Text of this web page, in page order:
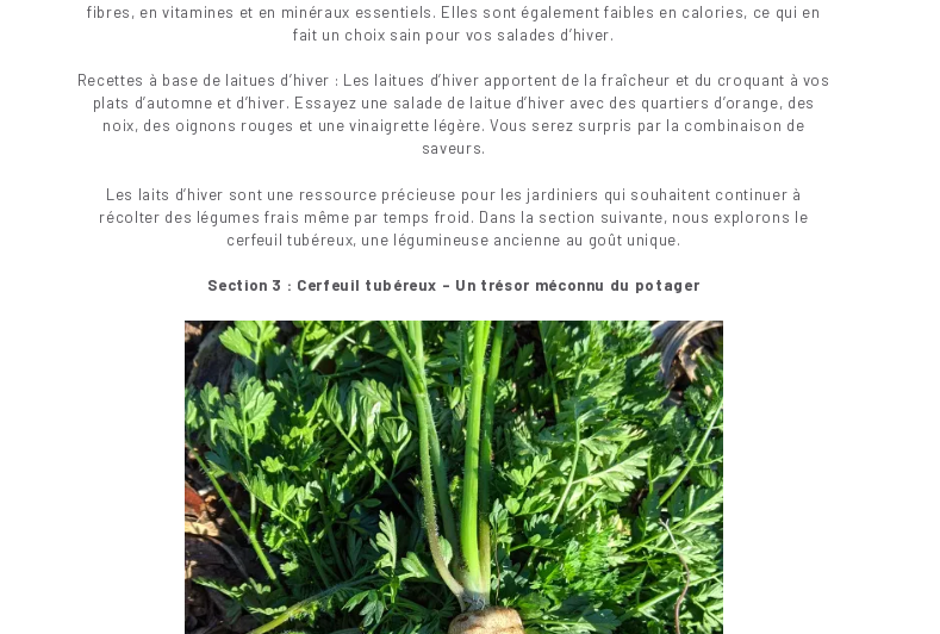
fibres, en vitamines et en minéraux essentiels. Elles sont également faibles en calories, ce qui en
fait un choix sain pour vos salades d’hiver.
Recettes à base de laitues d’hiver : Les laitues d’hiver apportent de la fraîcheur et du croquant à vos
plats d’automne et d’hiver. Essayez une salade de laitue d’hiver avec des quartiers d’orange, des
noix, des oignons rouges et une vinaigrette légère. Vous serez surpris par la combinaison de
saveurs.
Les laits d’hiver sont une ressource précieuse pour les jardiniers qui souhaitent continuer à
récolter des légumes frais même par temps froid. Dans la section suivante, nous explorons le
cerfeuil tubéreux, une légumineuse ancienne au goût unique.
Section 3 : Cerfeuil tubéreux – Un trésor méconnu du potager